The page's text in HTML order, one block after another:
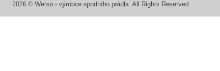
2026 © Werso - výrobce spodního prádla. All Rights Reserved.